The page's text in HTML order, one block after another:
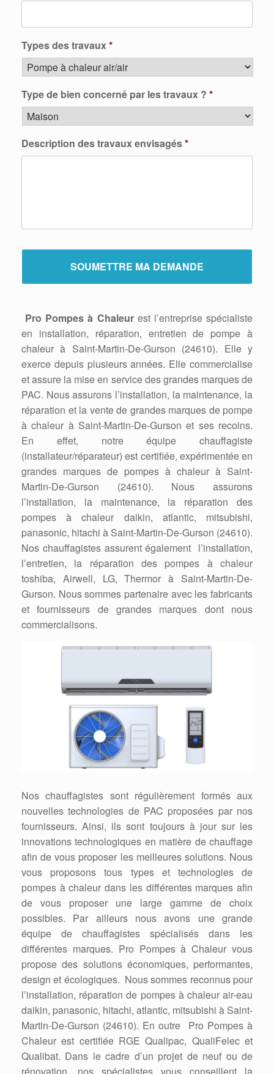
Types des travaux*
Type de bien concerné par les travaux ? *
Description des travaux envisagés*
Pro Pompes à Chaleurest l’entreprise spécialiste
en installation, réparation, entretien de pompe à
chaleur à Saint-Martin-De-Gurson (24610). Elle y
exerce depuis plusieurs années. Elle commercialise
et assure la mise en service des grandes marques de
PAC. Nous assurons l’installation, la maintenance, la
réparation et la vente de grandes marques de pompe
à chaleur à Saint-Martin-De-Gurson et ses recoins.
En effet, notre équipe chauffagiste
(installateur/réparateur) est certifiée, expérimentée en
grandes marques de pompes à chaleur à Saint-
Martin-De-Gurson (24610). Nous assurons
l’installation, la maintenance, la réparation des
pompes à chaleur daikin, atlantic, mitsubishi,
panasonic, hitachi à Saint-Martin-De-Gurson (24610).
Nos chauffagistes assurent également l’installation,
l’entretien, la réparation des pompes à chaleur
toshiba, Airwell, LG, Thermor à Saint-Martin-De-
Gurson. Nous sommes partenaire avec les fabricants
et fournisseurs de grandes marques dont nous
commercialisons.
Nos chauffagistes sont régulièrement formés aux
nouvelles technologies de PAC proposées par nos
fournisseurs. Ainsi, ils sont toujours à jour sur les
innovations technologiques en matière de chauffage
afin de vous proposer les meilleures solutions. Nous
vous proposons tous types et technologies de
pompes à chaleur dans les différentes marques afin
de vous proposer une large gamme de choix
possibles. Par ailleurs nous avons une grande
équipe de chauffagistes spécialisés dans les
différentes marques. Pro Pompes à Chaleur vous
propose des solutions économiques, performantes,
design et écologiques. Nous sommes reconnus pour
l’installation, réparation de pompes à chaleur air-eau
daikin, panasonic, hitachi, atlantic, mitsubishi à Saint-
Martin-De-Gurson (24610). En outre Pro Pompes à
Chaleur est certifiée RGE Qualipac, QualiFelec et
Qualibat. Dans le cadre d’un projet de neuf ou de